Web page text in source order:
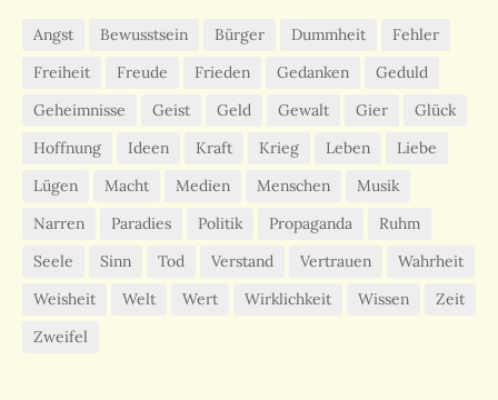
Angst Bewusstsein Bürger Dummheit
Fehler
Freiheit
Freude Frieden Gedanken
Geduld
Geheimnisse
Geist Geld Gewalt Gier
Glück
Hoffnung
Ideen Kraft Krieg Leben
Liebe
Lügen
Macht Medien Menschen
Musik
Narren
Paradies Politik Propaganda
Ruhm
Seele
Sinn Tod Verstand Vertrauen
Wahrheit
Weisheit
Welt Wert Wirklichkeit Wissen
Zeit
Zweifel